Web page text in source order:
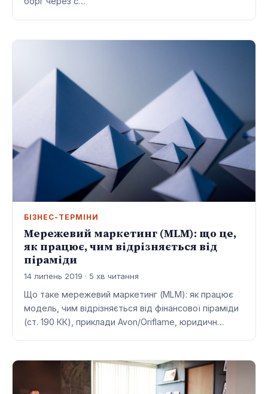
БІЗНЕС-ТЕРМІНИ
Мережевий маркетинг (MLM): що це,
як працює, чим відрізняється від
піраміди
14 липень 2019 · 5 хв читання
Що таке мережевий маркетинг (MLM): як працює
модель, чим відрізняється від фінансової піраміди
(ст. 190 КК), приклади Avon/Oriflame, юридичн…